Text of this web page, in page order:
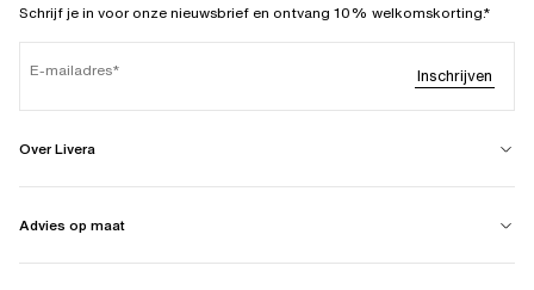
Schrijf je in voor onze nieuwsbrief en ontvang 10% welkomskorting.*
E-mailadres Inschrijven
Over Livera
Advies op maat